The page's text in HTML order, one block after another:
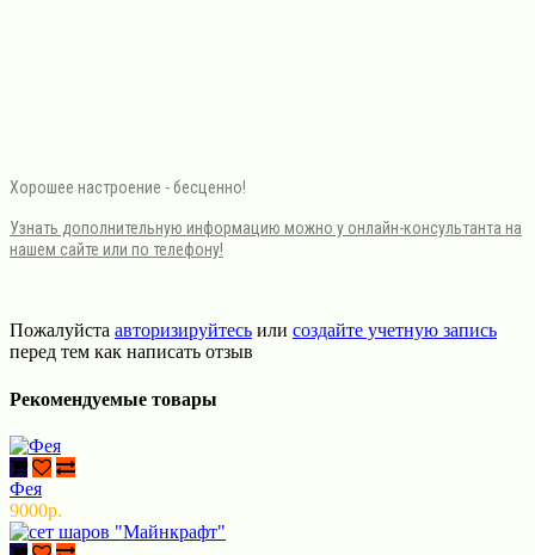
Хорошее настроение - бесценно!
Узнать дополнительную информацию можно у онлайн-консультанта на
нашем сайте или по телефону!
Пожалуйста авторизируйтесь или создайте учетную запись
перед тем как написать отзыв
Рекомендуемые товары
Фея
9000р.